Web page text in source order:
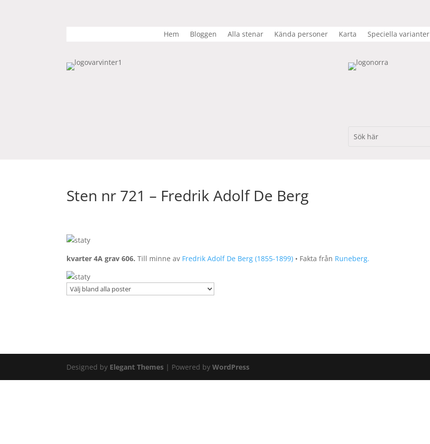
Hem Bloggen Alla stenar Kända personer Karta Speciella varianter
Sten nr 721 – Fredrik Adolf De Berg
kvarter 4A grav 606. Till minne av Fredrik Adolf De Berg (1855-1899) • Fakta från Runeberg.
Designed by Elegant Themes | Powered byWordPress